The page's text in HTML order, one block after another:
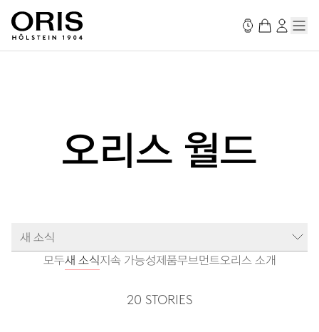
오리스 월드
새 소식
모두새 소식지속 가능성제품무브먼트오리스 소개
20 STORIES